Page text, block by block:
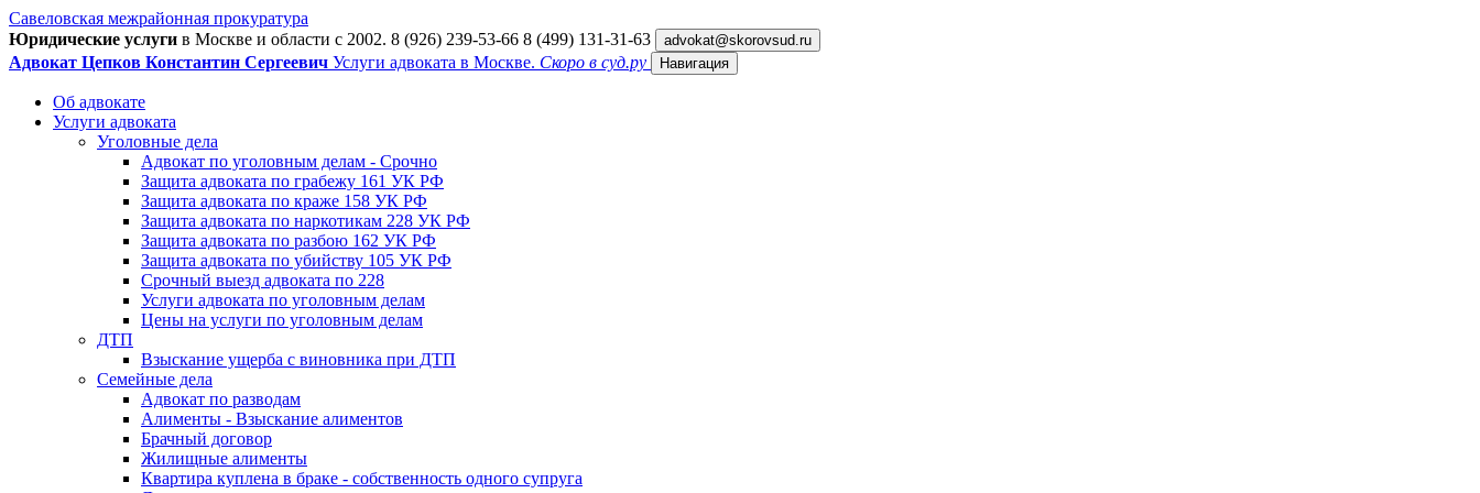
Савеловская межрайонная прокуратура
Юридические услуги в Москве и области c 2002. 8 (926) 239-53-66 8 (499) 131-31-63 advokat@skorovsud.ru
Адвокат Цепков Константин Сергеевич Услуги адвоката в Москве. Скоро в суд.ру Навигация
Об адвокате
Услуги адвоката
Уголовные дела
Адвокат по уголовным делам - Срочно
Защита адвоката по грабежу 161 УК РФ
Защита адвоката по краже 158 УК РФ
Защита адвоката по наркотикам 228 УК РФ
Защита адвоката по разбою 162 УК РФ
Защита адвоката по убийству 105 УК РФ
Срочный выезд адвоката по 228
Услуги адвоката по уголовным делам
Цены на услуги по уголовным делам
ДТП
Взыскание ущерба с виновника при ДТП
Семейные дела
Адвокат по разводам
Алименты - Взыскание алиментов
Брачный договор
Жилищные алименты
Квартира куплена в браке - собственность одного супруга